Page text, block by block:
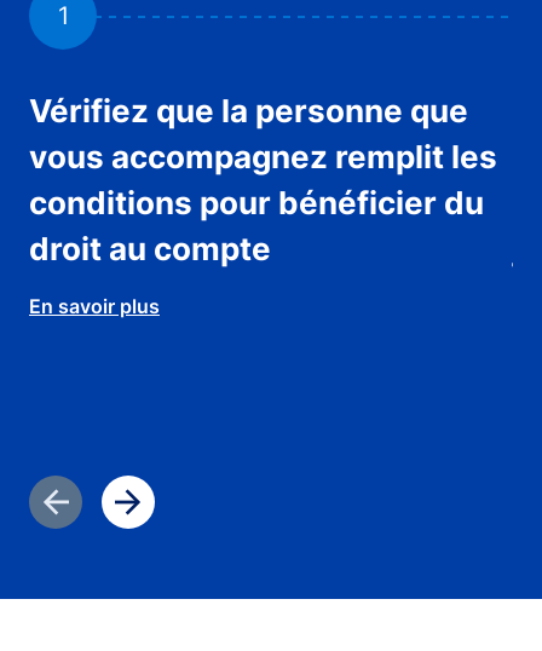
1
Vérifiez que la personne que
vous accompagnez remplit les
conditions pour bénéficier du
droit au compte
En savoir plus
Previous slideNext slide